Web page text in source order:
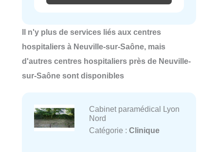
Il n'y plus de services liés aux centres
hospitaliers à Neuville-sur-Saône, mais
d'autres centres hospitaliers près de Neuville-
sur-Saône sont disponibles
Cabinet paramédical Lyon
Nord
Catégorie : Clinique